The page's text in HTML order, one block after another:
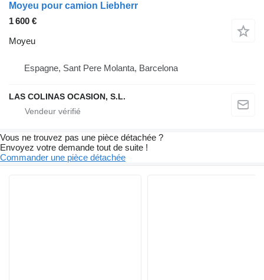
Moyeu pour camion Liebherr
1 600 €
Moyeu
Espagne, Sant Pere Molanta, Barcelona
LAS COLINAS OCASION, S.L.
Vous ne trouvez pas une pièce détachée ?
Envoyez votre demande tout de suite !
Commander une pièce détachée